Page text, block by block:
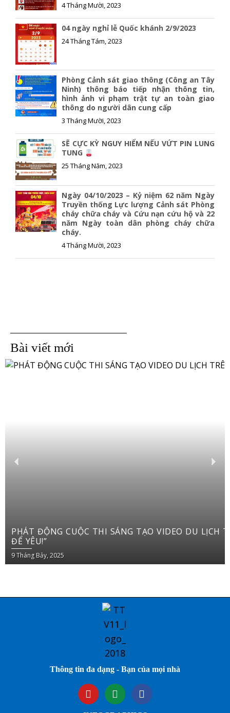
4 Tháng Mười, 2023
04 ngày nghỉ lễ Quốc khánh 2/9/2023
24 Tháng Tám, 2023
Phòng Cảnh sát giao thông (Công an Tây
Ninh) thông báo tiếp nhận thông tin,
hình ảnh vi phạm trật tự an toàn giao
thông do người dân cung cấp
3 Tháng Mười, 2023
SẼ CỰC KỲ NGUY HIỂM NẾU VỨT PIN LUNG
TUNG
25 Tháng Năm, 2023
Ngày 04/10/2023 – Kỷ niệm 62 năm Ngày
Truyền thống Lực lượng Cảnh sát Phòng
cháy chữa cháy và Cứu nạn cứu hộ và 22
năm Ngày toàn dân phòng cháy chữa
cháy.
4 Tháng Mười, 2023
Bài viết mới
PHÁT ĐỘNG CUỘC THI SÁNG TẠO VIDEO DU LỊCH TRÊN YOUTUBE SHORTS “VIỆT NAM: ĐI
ĐỂ YÊU!”
9 Tháng Bảy, 2025
Thông tin đa dạng - Bạn của mọi nhà